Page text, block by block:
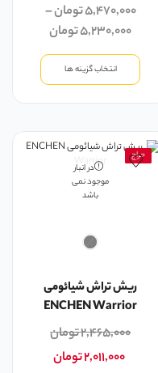
۵,۴۷۰,۰۰۰تومان–
۵,۲۳۰,۰۰۰تومان
انتخاب گزینه ها
حراج
در انبار
موجود نمی
باشد
ریش تراش شیائومی
ENCHEN Warrior
۲,۴۶۵,۰۰۰تومان
۲,۰۱۱,۰۰۰تومان